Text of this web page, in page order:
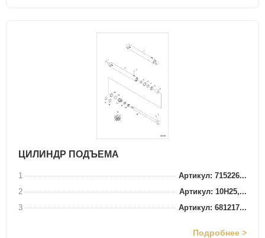
ЦИЛИНДР ПОДЪЕМА
1
Артикул: 715226...
2
Артикул: 10H25,...
3
Артикул: 681217...
Подробнее >